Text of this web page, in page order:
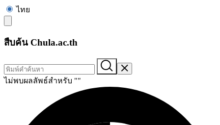
ไทย
สืบค้น Chula.ac.th
ไม่พบผลลัพธ์สำหรับ ""